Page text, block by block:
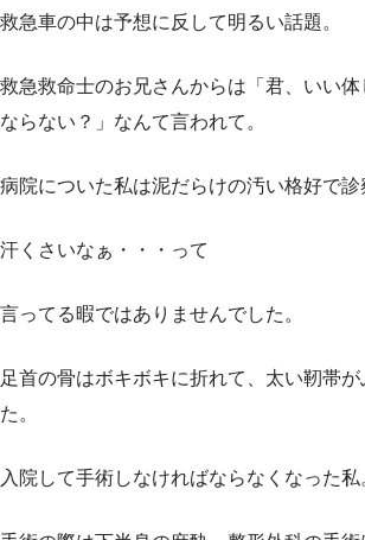
救急車の中は予想に反して明るい話題。
救急救命士のお兄さんからは「君、いい
ならない？」なんて言われて。
病院についた私は泥だらけの汚い格好で診
汗くさいなぁ・・・って
言ってる暇ではありませんでした。
足首の骨はボキボキに折れて、太い靭帯
た。
入院して手術しなければならなくなった私